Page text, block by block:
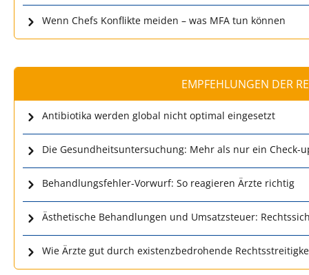
Wenn Chefs Konflikte meiden – was MFA tun können
EMPFEHLUNGEN DER
Antibiotika werden global nicht optimal eingesetzt
Die Gesundheitsuntersuchung: Mehr als nur ein Check-
Behandlungsfehler-Vorwurf: So reagieren Ärzte richtig
Ästhetische Behandlungen und Umsatzsteuer:
Wie Ärzte gut durch existenzbedrohende